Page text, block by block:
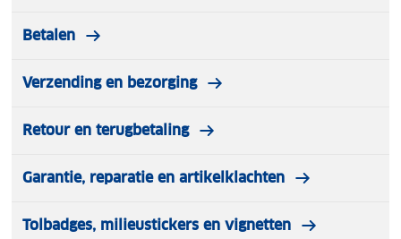
Betalen
Verzending en bezorging
Retour en terugbetaling
Garantie, reparatie en artikelklachten
Tolbadges, milieustickers en vignetten